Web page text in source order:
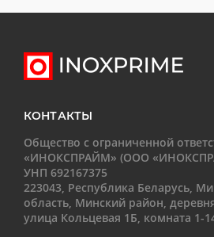
КОНТАКТЫ
Общество с ограниченной
«ИНОКСПРАЙМ» (ООО
УНП 692167375
223043, Республика Беларусь,
область, Минский район,
улица Кольцевая 1Б, комната 1-